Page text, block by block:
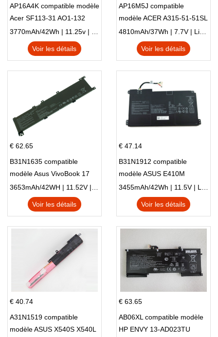
AP16A4K compatible modèle
Acer SF113-31 AO1-132
NE132
3770mAh/42Wh | 11.25v | Li-ion ...
Voir les détails
AP16M5J compatible
modèle ACER A315-51-51SL
N17Q1 SERIES
4810mAh/37Wh | 7.7V | Li-ion ...
Voir les détails
€ 62.65
B31N1635 compatible
modèle Asus VivoBook 17
X705NC X705UA X705UV
X705UN X705UD
3653mAh/42WH | 11.52V | Li-ion ...
Voir les détails
€ 47.14
B31N1912 compatible
modèle ASUS E410M
E410MA L410MA
3455mAh/42Wh | 11.5V | Li-ion ...
Voir les détails
€ 40.74
A31N1519 compatible
modèle ASUS X540S X540L
€ 63.65
AB06XL compatible modèle
HP ENVY 13-AD023TU